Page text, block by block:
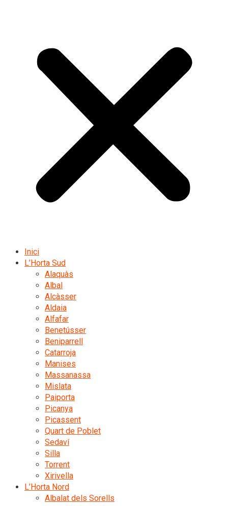
Inici
L’Horta Sud
Alaquàs
Albal
Alcàsser
Aldaia
Alfafar
Benetússer
Beniparrell
Catarroja
Manises
Massanassa
Mislata
Paiporta
Picanya
Picassent
Quart de Poblet
Sedaví
Silla
Torrent
Xirivella
L’Horta Nord
Albalat dels Sorells